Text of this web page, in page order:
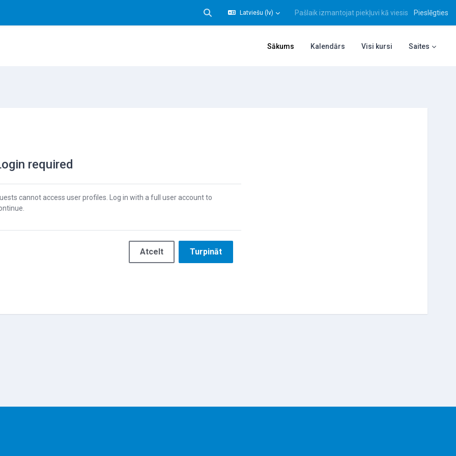
Pārslēgt meklēšanas ievadi
Latviešu ‎(lv)‎ Pašlaik izmantojat piekļuvi kā viesis Pieslēgties
Sākums Kalendārs Visi kursi Saites
required
cannot access user profiles. Log in with a full user account to
Atcelt Turpināt